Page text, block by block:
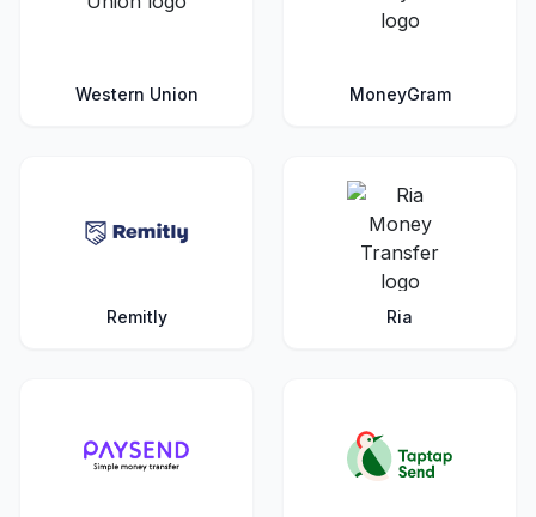
Western Union MoneyGram
Remitly Ria